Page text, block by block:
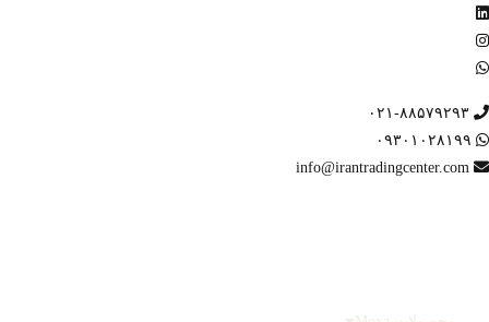
۰۲۱-۸۸۵۷۹۲۹۳
۰۹۳۰۱۰۲۸۱۹۹
info@irantradingcenter.com